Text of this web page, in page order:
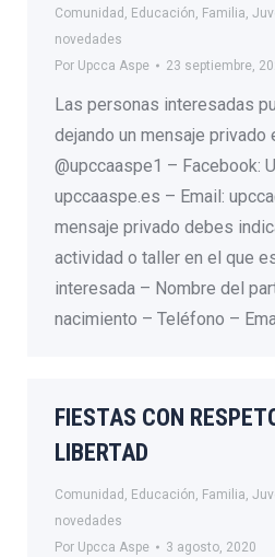
Comunidad , Educación, Familia,
novedades
Por Upcca Aspe 23 septiembre,
Las personas interesadas
dejando un mensaje privado
@upccaaspe1 – Facebook:
upccaaspe.es – Email:
mensaje privado debes
actividad o taller en el que
interesada – Nombre del
nacimiento – Teléfono –
FIESTAS CON
LIBERTAD
Comunidad , Educación, Familia,
novedades
Por Upcca Aspe 3 agosto, 2020